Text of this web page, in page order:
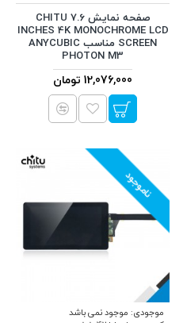
صفحه نمایش CHITU 7.6
INCHES 4K MONOCHROME LCD
SCREEN مناسب ANYCUBIC
PHOTON M3
12,076,000 تومان
ناموجود
موجودی: موجود نمی باشد